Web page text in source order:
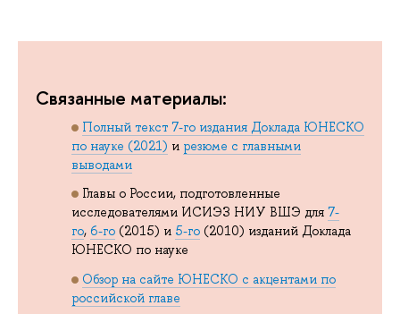
Связанные материалы:
Полный текст 7-го издания Доклада ЮНЕСКО
по науке (2021) и резюме с главными
выводами
Главы о России, подготовленные
исследователями ИСИЭЗ НИУ ВШЭ для 7-
го, 6-го (2015) и 5-го (2010) изданий Доклада
ЮНЕСКО по науке
Обзор на сайте ЮНЕСКО с акцентами по
российской главе